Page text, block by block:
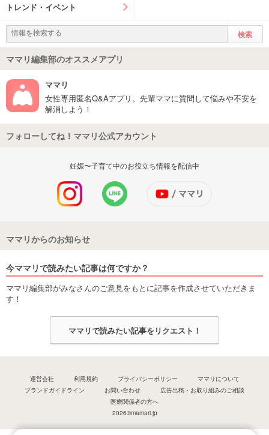
トレンド・イベント
ママリ編集部のオススメアプリ
ママリ
女性専用匿名Q&Aアプリ。先輩ママに質問して悩みや不安を
解消しよう！
フォローしてね！ママリ公式アカウント
妊娠〜子育て中のお役立ち情報を配信中
ママリからのお知らせ
今ママリで読みたい記事は何ですか？
ママリ編集部がみなさんのご意見をもとに記事を作成させていただきま
す！
ママリで読みたい記事をリクエスト！
運営会社 利用規約 プライバシーポリシー
ママリについて
ブランドガイドライン
お問い合わせ
広告出稿・お取り組みのご相談
医療関係者の方へ
2026©mamari.jp